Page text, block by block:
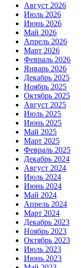
Август 2026
Июль 2026
Июнь 2026
Май 2026
Апрель 2026
Март 2026
Февраль 2026
Январь 2026
Декабрь 2025
Ноябрь 2025
Октябрь 2025
Август 2025
Июль 2025
Июнь 2025
Май 2025
Март 2025
Февраль 2025
Декабрь 2024
Август 2024
Июль 2024
Июнь 2024
Май 2024
Апрель 2024
Март 2024
Декабрь 2023
Ноябрь 2023
Октябрь 2023
Июль 2023
Июнь 2023